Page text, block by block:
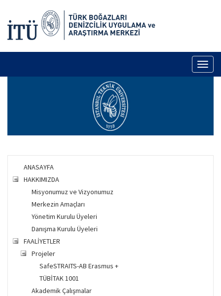
ANASAYFA
HAKKIMIZDA
Misyonumuz ve Vizyonumuz
Merkezin Amaçları
Yönetim Kurulu Üyeleri
Danışma Kurulu Üyeleri
FAALİYETLER
Projeler
SafeSTRAITS-AB Erasmus +
TÜBİTAK 1001
Akademik Çalışmalar